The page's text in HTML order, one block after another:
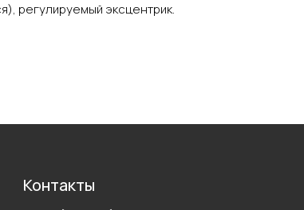
регулируемый эксцентрик.
Контакты